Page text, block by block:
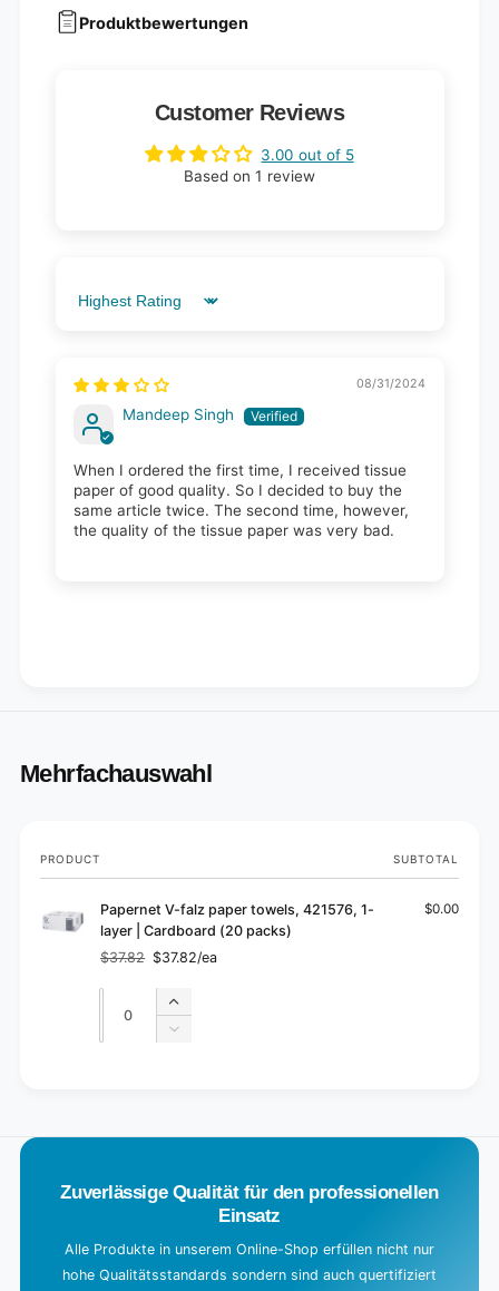
Produktbewertungen
Customer Reviews
3.00 out of 5
Based on 1 review
Sort by
08/31/2024
Mandeep Singh
When I ordered the first time, I received tissue
paper of good quality. So I decided to buy the
same article twice. The second time, however,
the quality of the tissue paper was very bad.
Mehrfachauswahl
Your
cart
PRODUCT SUBTOTAL
Papernet V-falz paper towels, 421576, 1-
layer | Cardboard (20 packs)
Regular
price
$37.82
Sale
price
$37.82/ea
$0.00
Quantity
Increase
quantity
Decrease
a
Zuverlässige Qualität für den professionellen
Einsatz
Alle Produkte in unserem Online-Shop erfüllen nicht nur
hohe Qualitätsstandards sondern sind auch quertifiziert